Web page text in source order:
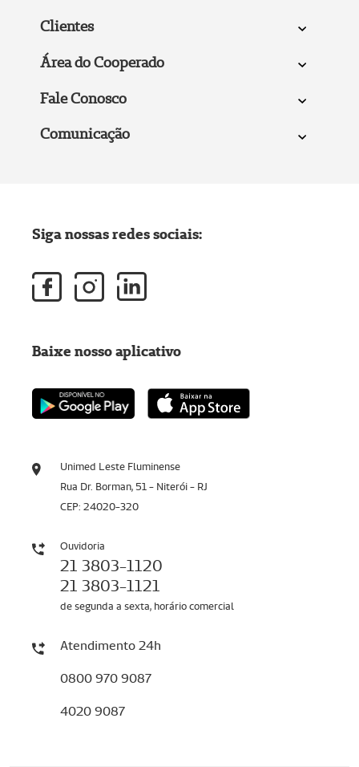
Clientes
Área do Cooperado
Fale Conosco
Comunicação
Unimed Leste Fluminense
Rua Dr. Borman, 51 - Niterói - RJ
CEP: 24020-320
Ouvidoria
21 3803-1120
21 3803-1121
de segunda a sexta, horário comercial
Atendimento 24h
0800 970 9087
4020 9087
Siga nossas redes sociais:
Baixe nosso aplicativo